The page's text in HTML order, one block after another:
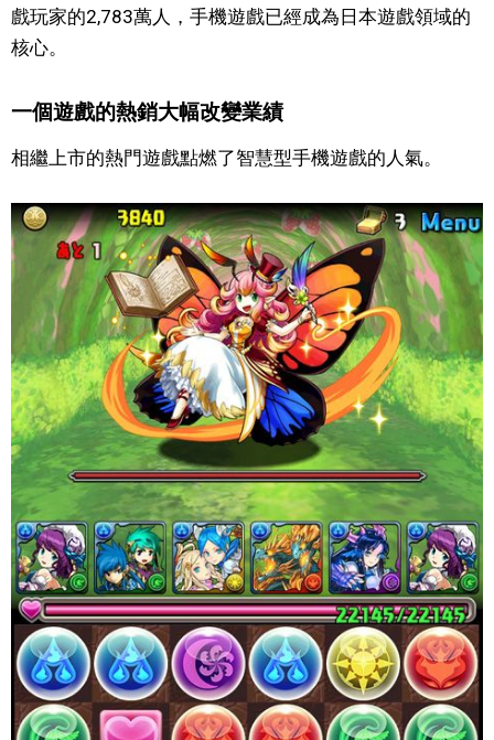
工作勞動
語言
東京
編輯部通知
戲玩家的2,783萬人，手機遊戲已經成為日本遊戲領域的
核心。
一個遊戲的熱銷大幅改變業績
相繼上市的熱門遊戲點燃了智慧型手機遊戲的人氣。